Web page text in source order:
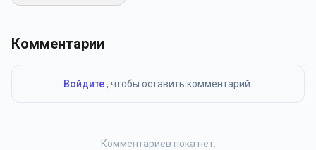
Комментарии
Войдите, чтобы оставить комментарий.
Комментариев пока нет.